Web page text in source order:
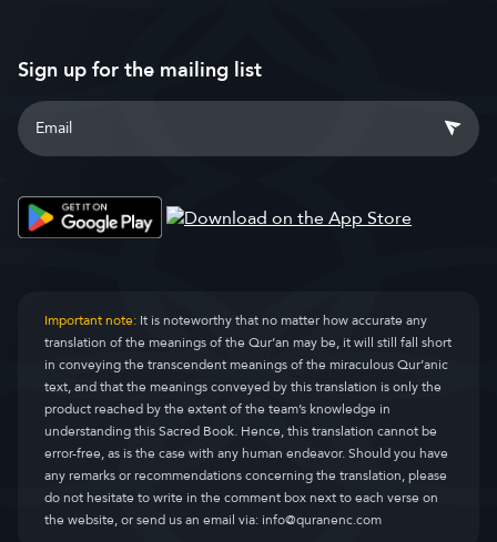
Sign up for the mailing list
Important note:It is noteworthy that no matter how accurate any
translation of the meanings of the Qur’an may be, it will still fall short
in conveying the transcendent meanings of the miraculous Qur’anic
text, and that the meanings conveyed by this translation is only the
product reached by the extent of the team’s knowledge in
understanding this Sacred Book. Hence, this translation cannot be
error-free, as is the case with any human endeavor. Should you have
any remarks or recommendations concerning the translation, please
do not hesitate to write in the comment box next to each verse on
the website, or send us an email via:info@quranenc.com